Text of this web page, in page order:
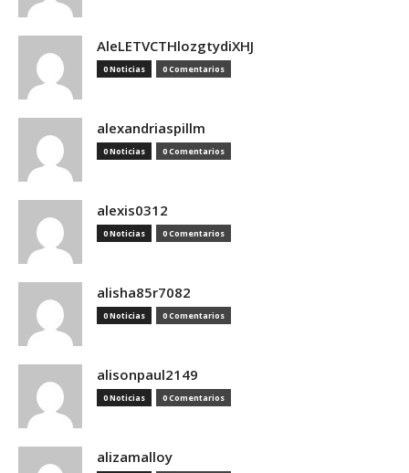
AleLETVCTHlozgtydiXHJ
0 Noticias 0 Comentarios
alexandriaspillm
0 Noticias 0 Comentarios
alexis0312
0 Noticias 0 Comentarios
alisha85r7082
0 Noticias 0 Comentarios
alisonpaul2149
0 Noticias 0 Comentarios
alizamalloy